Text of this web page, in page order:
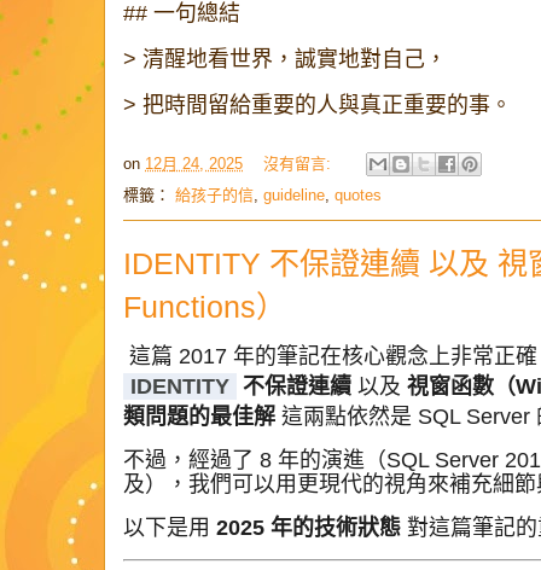
## 一句總結
> 清醒地看世界，誠實地對自己，
> 把時間留給重要的人與真正重要的事。
on 12月 24, 2025
沒有留言:
標籤： 給孩子的信, guideline, quotes
IDENTITY 不保證連續 以及 視
Functions）
這篇 2017 年的筆記在核心觀念上非常正
IDENTITY 不保證連續 以及 視窗函數（
類問題的最佳解 這兩點依然是 SQL Server
不過，經過了 8 年的演進（SQL Server
及），我們可以用更現代的視角來補充細
以下是用 2025 年的技術狀態 對這篇筆記